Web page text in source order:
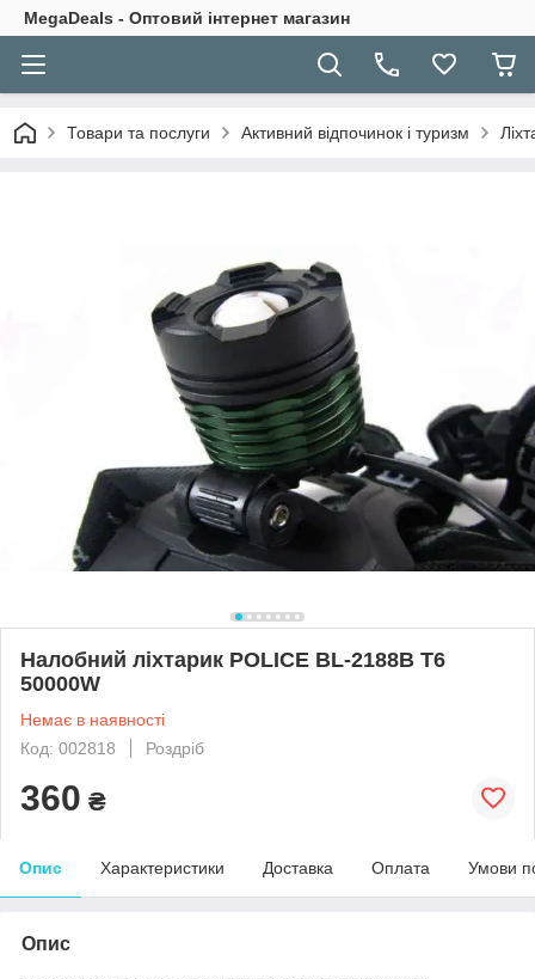
MegaDeals - Оптовий інтернет магазин
Товари та послуги Активний відпочинок і туризм
Налобний ліхтарик POLICE BL-2188B T6
50000W
Немає в наявності
Код: 002818
Роздріб
360 ₴
Опис Характеристики Доставка Оплата Умови
Опис